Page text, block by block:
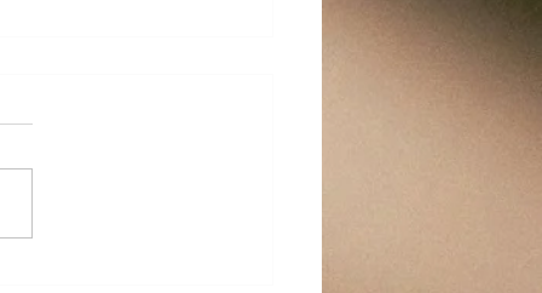
業日のお知らせ